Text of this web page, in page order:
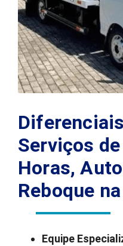
Serviços
Horas,
Reboque
Equipe